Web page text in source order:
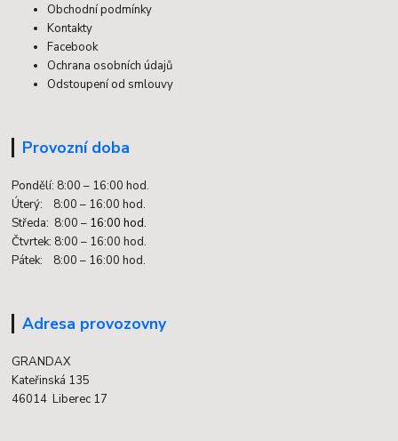
Obchodní podmínky
Kontakty
Facebook
Ochrana osobních údajů
Odstoupení od smlouvy
Provozní doba
Pondělí: 8:00 – 16:00 hod.
Úterý: 8:00 – 16:00 hod.
Středa: 8:00 – 16:00 hod.
Čtvrtek: 8:00 – 16:00 hod.
Pátek: 8:00 – 16:00 hod.
Adresa provozovny
GRANDAX
Kateřinská 135
46014 Liberec 17